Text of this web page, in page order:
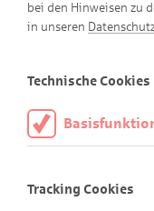
KNAXige
bei den Hinweisen zu
in unseren
Technische Cookies
aktiviert sein.
Tracking Cookies